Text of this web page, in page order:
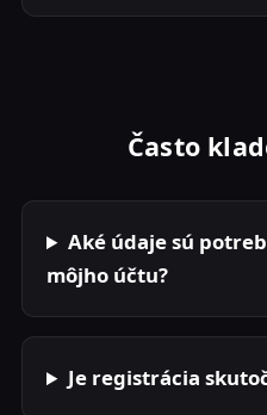
Často
Aké údaje sú
môjho účtu?
Je registrácia